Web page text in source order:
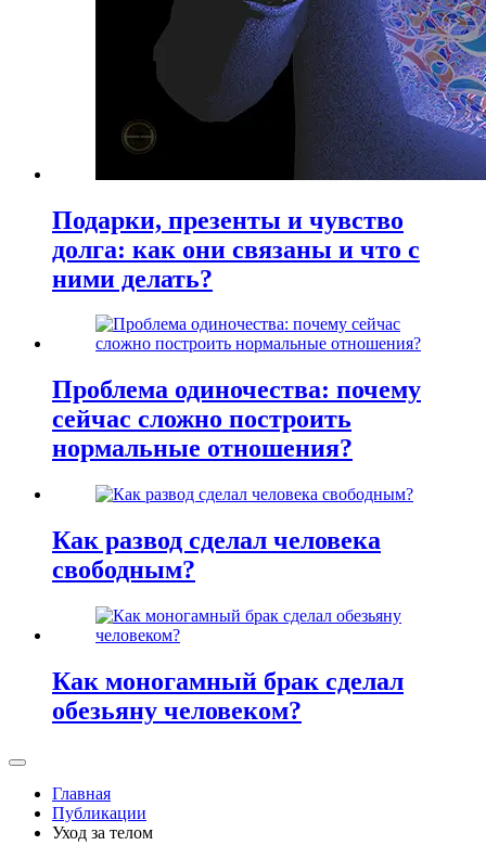
Подарки, презенты и чувство
долга: как они связаны и что с
ними делать?
Проблема одиночества: почему
сейчас сложно построить
нормальные отношения?
Как развод сделал человека
свободным?
Как моногамный брак сделал
обезьяну человеком?
Главная
Публикации
Уход за телом